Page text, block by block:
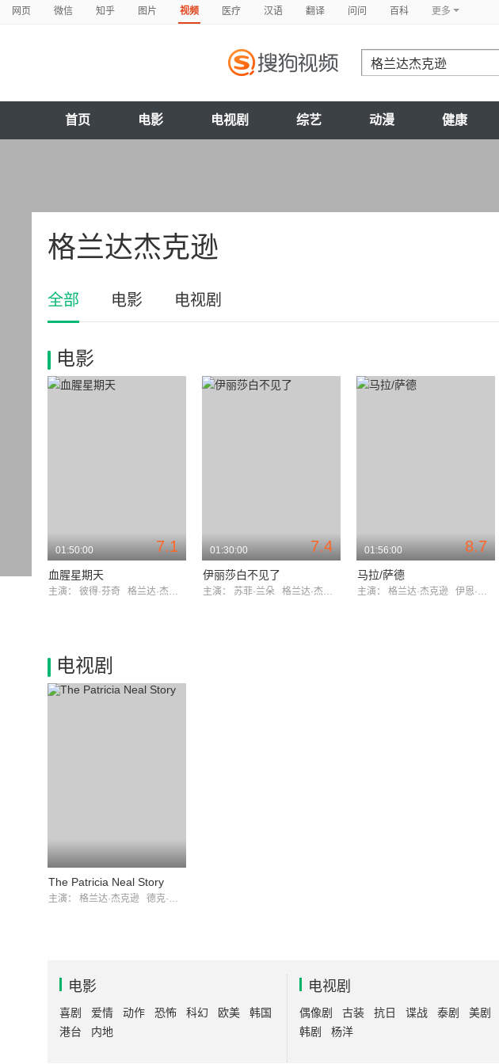
网页 微信 知乎 图片 视频 医疗 汉语 翻译 问问 百科 更多
首页 电影 电视剧 综艺 动漫 健康
格兰达杰克逊
全部 电影 电视剧
电影
7.1
01:50:00
血腥星期天
主演： 彼得·芬奇 格兰达·杰克逊
7.4
01:30:00
伊丽莎白不见了
主演： 苏菲·兰朵 格兰达·杰克逊
8.7
01:56:00
马拉/萨德
主演： 格兰达·杰克逊 伊恩·理查森
电视剧
The Patricia Neal Story
主演： 格兰达·杰克逊 德克·博加德
电影
喜剧 爱情 动作 恐怖 科幻 欧美
韩国
港台
内地
电视剧
偶像剧 古装 抗日 谍战 泰剧
美剧
韩剧
杨洋